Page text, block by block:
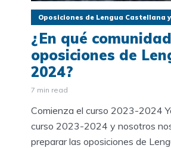
Oposiciones de Lengua Castellana
¿En qué
oposiciones de
2024?
7 min read
Comienza el curso 2023-2024
curso 2023-2024 y nosotros
preparar las oposiciones de